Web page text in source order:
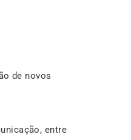
de novos
entre